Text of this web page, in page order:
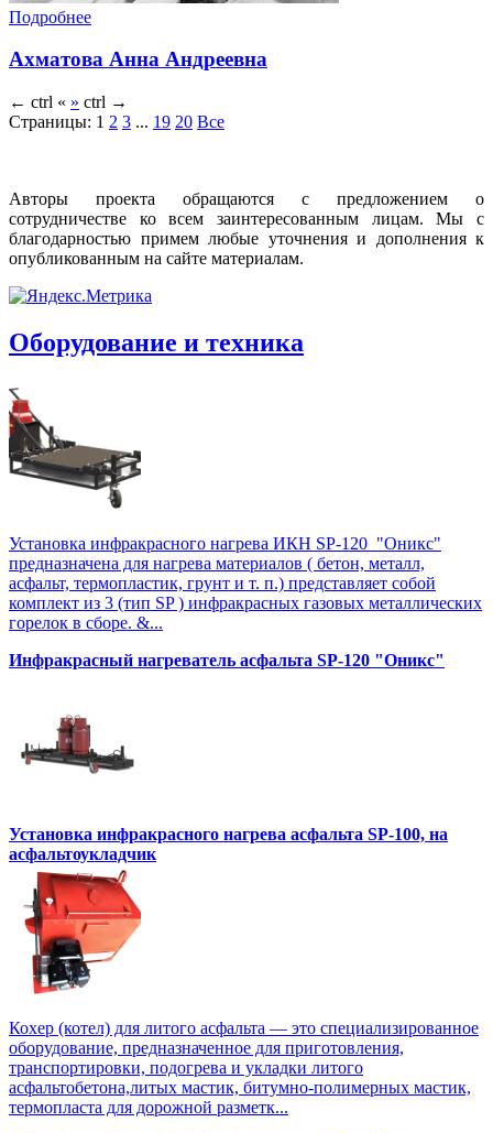
Подробнее
Ахматова Анна Андреевна
← ctrl « » ctrl →
Страницы: 1 2 3 ... 19 20 Все
Авторы проекта обращаются с предложением о
сотрудничестве ко всем заинтересованным лицам. Мы с
благодарностью примем любые уточнения и дополнения к
опубликованным на сайте материалам.
Оборудование и техника
Установка инфракрасного нагрева ИКН SP-120 "Оникс"
предназначена для нагрева материалов ( бетон, металл,
асфальт, термопластик, грунт и т. п.) представляет собой
комплект из 3 (тип SP ) инфракрасных газовых металлических
горелок в сборе. &...
Инфракрасный нагреватель асфальта SP-120 "Оникс"
Установка инфракрасного нагрева асфальта SP-100, на
асфальтоукладчик
Кохер (котел) для литого асфальта — это специализированное
оборудование, предназначенное для приготовления,
транспортировки, подогрева и укладки литого
асфальтобетона,литых мастик, битумно-полимерных мастик,
термопласта для дорожной разметк...